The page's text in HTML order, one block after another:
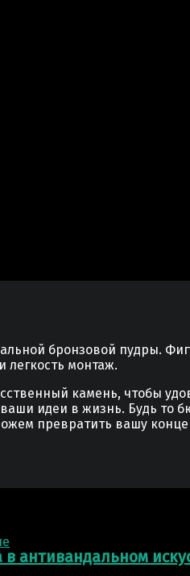
бронзовой пудры.
легкость монтаж.
камень, чтобы
идеи в жизнь. Будь то
превратить вашу
антивандальном